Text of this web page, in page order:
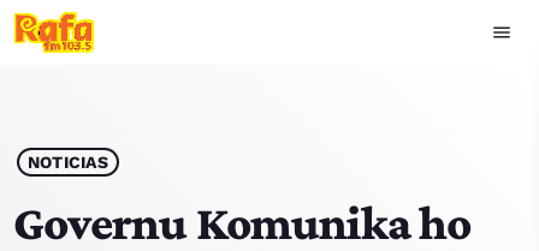
menu
play_arrow OUVIR RAFA
NOTICIAS
Governu Komunika ho